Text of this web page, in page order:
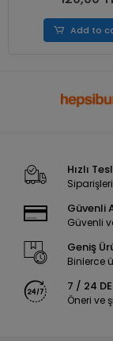
Add to
Hızlı
Güvenli
Güvenli
Geniş
Binlerce
7 / 24
Öneri ve